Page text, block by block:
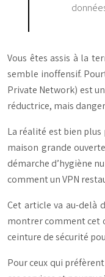
Vous êtes assis à la
semble inoffensif.
Private Network) est
réductrice, mais
La réalité est bien plus
maison grande
démarche d’hygiène
comment un VPN
Cet article va au-delà
montrer comment cet
ceinture de sécurité
Pour ceux qui